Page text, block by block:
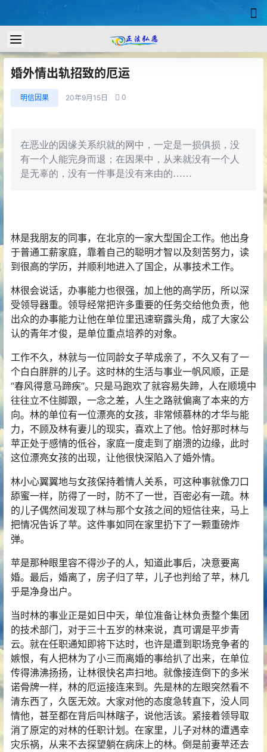
婚外情出轨招致的厄运
明信因果 20年9月15日 0
在恶业的因缘关系织就的网中，一定是一损俱损，没
有一个人能完身而退；在因果中，从来就没有一个人
是无辜的，没有一件事是没有来由的……
林是我朋友的同事，在北京的一家大型国企工作。他出身
于普通工薪家庭，靠着自己的聪明才智以及刻苦努力，读
到很高的学历，并顺利地进入了国企，从事技术工作。
林很会说话，办事能力也很强，加上他的高学历，所以深
受领导器重。领导经常把许多重要的任务交给他负责，他
出众的办事能力让他在单位里迅速崭露头角，成了大家公
认的青年才俊，是单位重点培养的对象。
工作不久，林就与一位同龄女子苹成亲了，不久又有了一
个白白胖胖的儿子。这时林的生活与事业一帆风顺，正是
“春风得意马蹄疾”。只是马跑欢了就容易失蹄，人在顺境中
往往立不住脚跟，一念之差，人生之路就偏离了本来的方
向。林的单位有一位漂亮的女孩，非常倾慕林的才华与能
力，不顾及林有妻儿的现实，喜欢上了他。恰好那时林与
苹正处于感情的低谷，家庭一度走到了崩溃的边缘，此时
这位漂亮女孩的出现，让他很快深陷入了婚外情。
林小心翼翼地与女孩保持着情人关系，可这种事就像刀口
舔蜜一样，防得了一时，防不了一世，百密必有一疏。林
的儿子偶然间发现了林与那个女孩之间的短信往来，马上
把情况告诉了苹。这件事如同在家里扔下了一颗重磅炸
弹。
苹是那种眼里容不得沙子的人，知道此事后，决意要离
婚。最后，婚离了，房子归了苹，儿子也判给了苹，林几
乎是净身出户。
当时林的事业正是如日中天，单位准备让林负责整个集团
的技术部门，对于三十五岁的林来说，真可谓是平步青
云。就在任职通知即将下达时，也许是遭到职场竞争者的
嫉恨，有人把林为了小三而离婚的事给扒了出来，在单位
传得沸沸扬扬，让林很快名声扫地。就像接连倒下的多米
诺骨牌一样，林的厄运接连来到。先是林的左眼突然看不
清东西了，久医无效。大家对他的态度急转直下，没人同
情他，甚至都在背后叫林瞎子，说他活该。紧接着领导取
消了原定的对林的任职计划。在家里，儿子对林的遭遇幸
灾乐祸，从来不去探望躺在病床上的林。倒是前妻苹还去